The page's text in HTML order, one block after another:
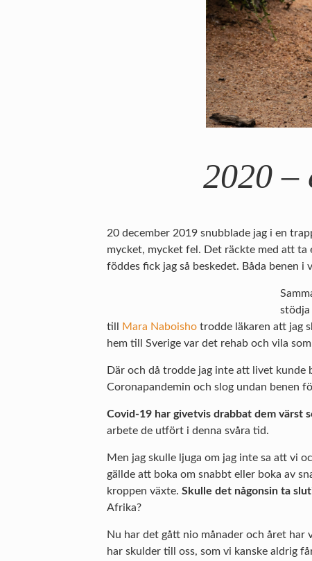
2020 –
20 december 2019 snubblade jag i en
mycket, mycket fel. Det räckte med att ta
föddes fick jag så beskedet. Båda benen
stödja
till
Mara Naboisho trodde läkaren att jag
hem till Sverige var det rehab och vila
Där och då trodde jag inte att livet kunde
Coronapandemin och slog undan benen
Covid-19 har givetvis drabbat dem värst
arbete de utfört i denna svåra tid.
Men jag skulle ljuga om jag inte sa att vi
gällde att boka om snabbt eller boka av
kroppen växte. Skulle det någonsin ta
Afrika?
Nu har det gått nio månader och året har
har skulder till oss, som vi kanske aldrig